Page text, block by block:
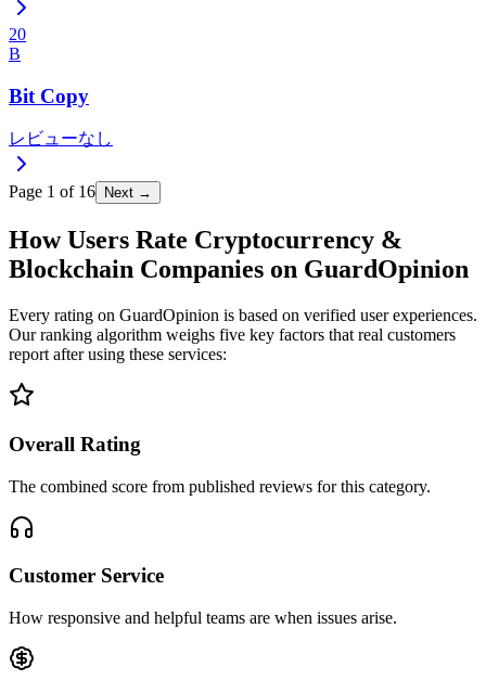
20
B
Bit Copy
レビューなし
Page 1 of 16 Next →
How Users Rate Cryptocurrency &
Blockchain Companies on GuardOpinion
Every rating on GuardOpinion is based on verified user experiences.
Our ranking algorithm weighs five key factors that real customers
report after using these services:
Overall Rating
The combined score from published reviews for this category.
Customer Service
How responsive and helpful teams are when issues arise.